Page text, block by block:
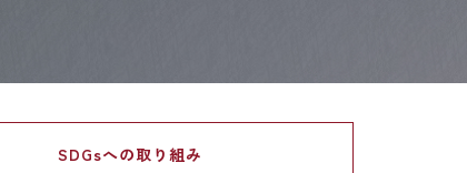
SDGsへの取り組み